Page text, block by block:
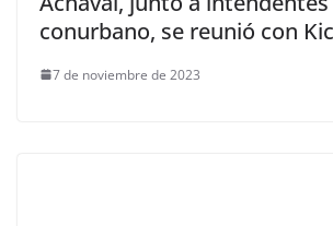
conurbano, se reunió con
7 de noviembre de 2023